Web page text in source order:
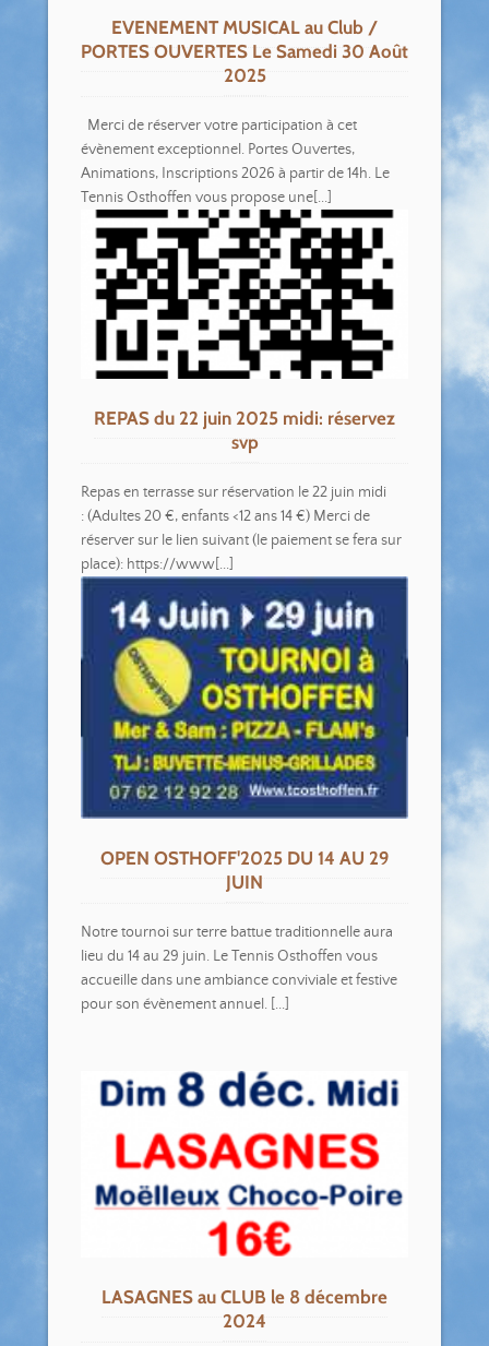
EVENEMENT MUSICAL au Club /
PORTES OUVERTES Le Samedi 30 Août
2025
Merci de réserver votre participation à cet
évènement exceptionnel. Portes Ouvertes,
Animations, Inscriptions 2026 à partir de 14h. Le
Tennis Osthoffen vous propose une[...]
REPAS du 22 juin 2025 midi: réservez
svp
Repas en terrasse sur réservation le 22 juin midi
: (Adultes 20 €, enfants <12 ans 14 €) Merci de
réserver sur le lien suivant (le paiement se fera sur
place): https://www[...]
OPEN OSTHOFF'2025 DU 14 AU 29
JUIN
Notre tournoi sur terre battue traditionnelle aura
lieu du 14 au 29 juin. Le Tennis Osthoffen vous
accueille dans une ambiance conviviale et festive
pour son évènement annuel. [...]
LASAGNES au CLUB le 8 décembre
2024